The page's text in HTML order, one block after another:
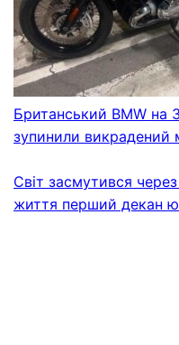
Британський BMW на
зупинили викрадений
Світ засмутився
життя перший декан